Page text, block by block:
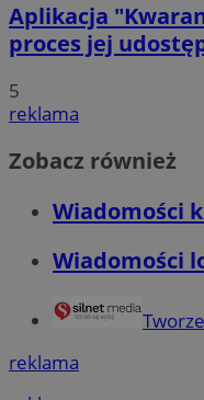
Aplikacja
proces jej
5
reklama
Zobacz również
Wiadomości
Wiadomości
reklama